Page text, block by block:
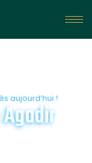
aujourd’hui !